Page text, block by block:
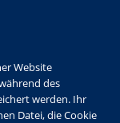
Website
des
werden. Ihr
Datei, die Cookie
MENÜ